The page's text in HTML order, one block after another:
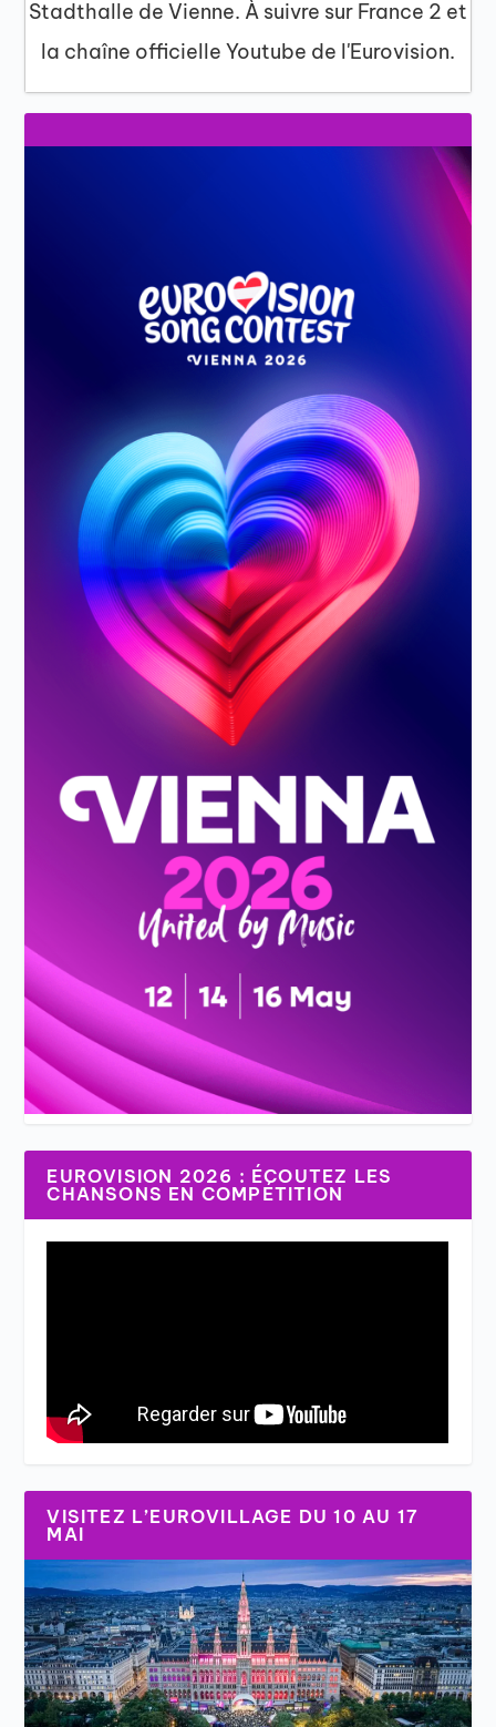
Stadthalle de Vienne. À suivre sur France 2 et
la chaîne officielle Youtube de l'Eurovision.
EUROVISION 2026 : ÉCOUTEZ LES
CHANSONS EN COMPÉTITION
VISITEZ L’EUROVILLAGE DU 10 AU 17
MAI